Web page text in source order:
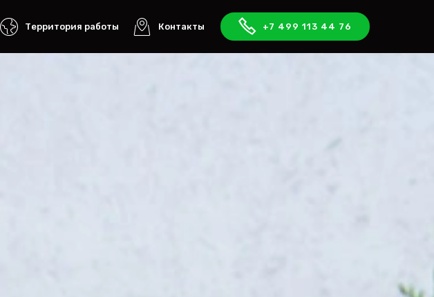
Территория работы Контакты +7 499 113 44 76